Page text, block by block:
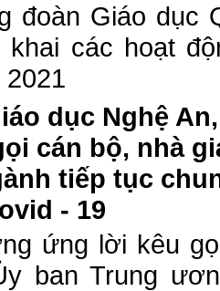
đoàn Giáo dục
khai các hoạt
2021
dục Nghệ
cán bộ, nhà
tiếp tục
- 19
ứng lời kêu
ban Trung